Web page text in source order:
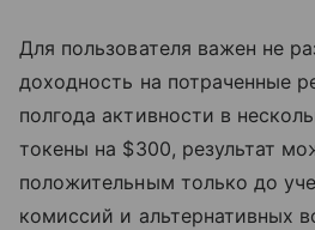
Для пользователя важен не
доходность на потраченные
полгода активности в
токены на $300, результат
положительным только до
комиссий и альтернативных